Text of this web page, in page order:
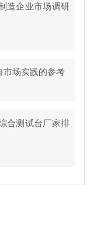
造企业市场调研
市场实践的参考
合测试台厂家排